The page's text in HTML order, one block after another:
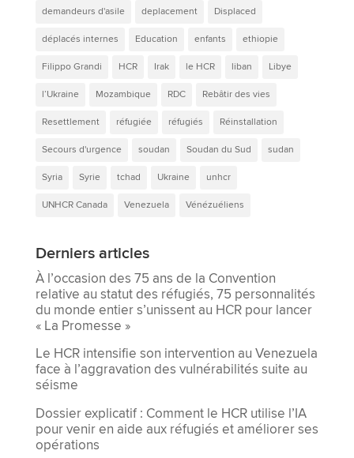
demandeurs d'asile deplacement Displaced
déplacés internes Education enfants ethiopie
Filippo Grandi HCR Irak le HCR liban Libye
l’Ukraine Mozambique RDC Rebâtir des vies
Resettlement réfugiée réfugiés Réinstallation
Secours d'urgence soudan Soudan du Sud sudan
Syria Syrie tchad Ukraine unhcr
UNHCR Canada Venezuela Vénézuéliens
Derniers articles
À l’occasion des 75 ans de la Convention
relative au statut des réfugiés, 75 personnalités
du monde entier s’unissent au HCR pour lancer
« La Promesse »
Le HCR intensifie son intervention au Venezuela
face à l’aggravation des vulnérabilités suite au
séisme
Dossier explicatif : Comment le HCR utilise l’IA
pour venir en aide aux réfugiés et améliorer ses
opérations